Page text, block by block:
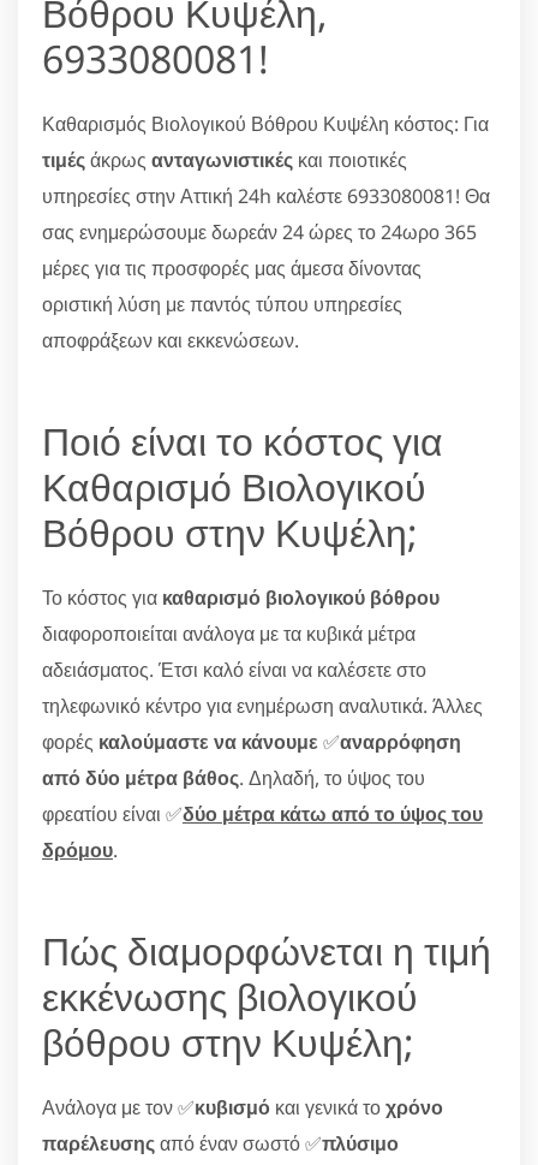
Βόθρου Κυψέλη,
6933080081!
Καθαρισμός Βιολογικού Βόθρου Κυψέλη κόστος: Για
τιμέςάκρως ανταγωνιστικές και ποιοτικές
υπηρεσίες στην Αττική 24h καλέστε 6933080081! Θα
σας ενημερώσουμε δωρεάν 24 ώρες το 24ωρο 365
μέρες για τις προσφορές μας άμεσα δίνοντας
οριστική λύση με παντός τύπου υπηρεσίες
αποφράξεων και εκκενώσεων.
Ποιό είναι το κόστος για
Καθαρισμό Βιολογικού
Βόθρου στην Κυψέλη;
Το κόστος για καθαρισμό βιολογικού βόθρου
διαφοροποιείται ανάλογα με τα κυβικά μέτρα
αδειάσματος. Έτσι καλό είναι να καλέσετε στο
τηλεφωνικό κέντρο για ενημέρωση αναλυτικά. Άλλες
φορές καλούμαστε να κάνουμε ✅αναρρόφηση
από δύο μέτρα βάθος. Δηλαδή, το ύψος του
φρεατίου είναι ✅δύο μέτρα κάτω από το ύψος του
δρόμου.
Πώς διαμορφώνεται η τιμή
εκκένωσης βιολογικού
βόθρου στην Κυψέλη;
Ανάλογα με τον ✅κυβισμό και γενικά τοχρόνο
παρέλευσηςαπό έναν σωστό ✅πλύσιμο